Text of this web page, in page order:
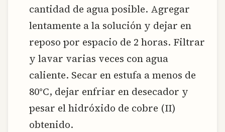
cantidad de agua posible. Agregar
lentamente a la solución y dejar en
reposo por espacio de 2 horas. Filtrar
y lavar varias veces con agua
caliente. Secar en estufa a menos de
80°C, dejar enfriar en desecador y
pesar el hidróxido de cobre (II)
obtenido.